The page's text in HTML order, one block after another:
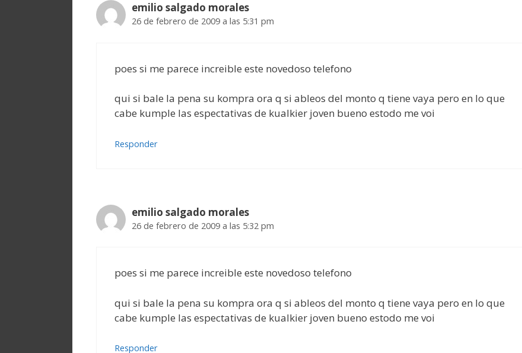
emilio salgado morales
26 de febrero de 2009 a las 5:31 pm
poes si me parece increible este novedoso telefono
qui si bale la pena su kompra ora q si ableos del monto q tiene vaya pero en lo que
cabe kumple las espectativas de kualkier joven bueno estodo me voi
Responder
emilio salgado morales
26 de febrero de 2009 a las 5:32 pm
poes si me parece increible este novedoso telefono
qui si bale la pena su kompra ora q si ableos del monto q tiene vaya pero en lo que
cabe kumple las espectativas de kualkier joven bueno estodo me voi
Responder